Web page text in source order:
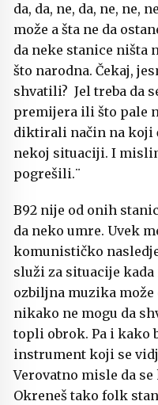
da, da, ne, da, ne, ne,
može a šta ne da
da neke stanice ništa
što narodna. Čekaj,
shvatili? Jel treba da
premijera ili što pale
diktirali način na koji
nekoj situaciji. I
pogrešili.¨
B92 nije od onih
da neko umre. Uvek
komunističko
služi za situacije kada
ozbiljna muzika može
nikako ne mogu da
topli obrok. Pa i kako
instrument koji se
Verovatno misle da
Okreneš tako folk